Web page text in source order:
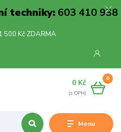
techniky:603 410 938
500 Kč ZDARMA
Menu
0
0 Kč